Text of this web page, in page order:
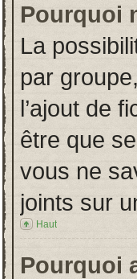
Pourquoi
La
par
l’ajout de
être que
vous ne
joints sur
Haut
Pourquoi